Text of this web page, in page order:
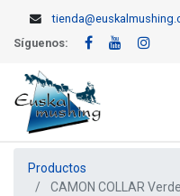
Síguenos:
Productos
CAMON COLLAR